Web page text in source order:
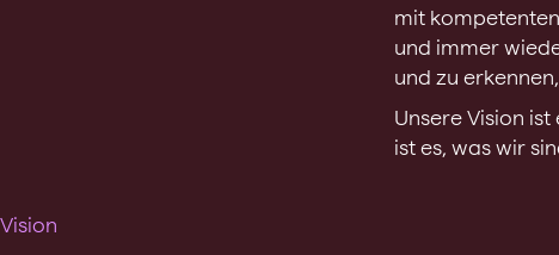
mit
und immer
und zu
Unsere Vision
ist es, was wir
Vision